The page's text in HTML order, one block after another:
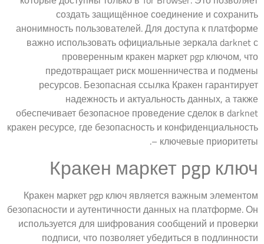
создать защищённое соединение и сохранить
анонимность пользователей. Для доступа к платформе
важно использовать официальные зеркала darknet с
проверенным кракен маркет pgp ключом, что
предотвращает риск мошенничества и подмены
ресурсов. Безопасная ссылка Кракен гарантирует
надежность и актуальность данных, а также
обеспечивает безопасное проведение сделок в darknet
кракен ресурсе, где безопасность и конфиденциальность
– ключевые приоритеты.
Кракен маркет pgp ключ
Кракен маркет pgp ключ является важным элементом
безопасности и аутентичности данных на платформе. Он
используется для шифрования сообщений и проверки
подписи, что позволяет убедиться в подлинности